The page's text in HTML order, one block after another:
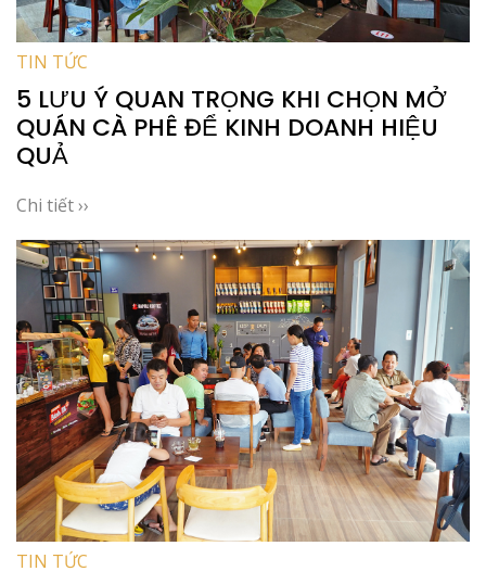
TIN TỨC
5 LƯU Ý QUAN TRỌNG KHI CHỌN MỞ
QUÁN CÀ PHÊ ĐỂ KINH DOANH HIỆU
QUẢ
Chi tiết ››
TIN TỨC